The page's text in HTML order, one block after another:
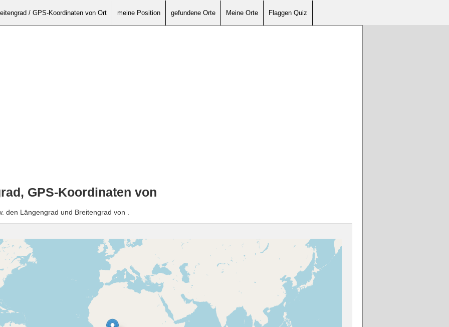
/ GPS-Koordinaten von Ort meine Position gefundene Orte Meine Orte Flaggen Quiz
GPS-Koordinaten von
den Längengrad und Breitengrad von .